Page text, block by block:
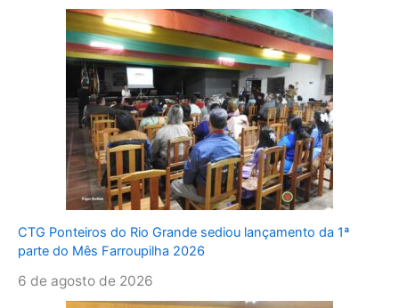
CTG Ponteiros do Rio Grande sediou lançamento da 1ª
parte do Mês Farroupilha 2026
6 de agosto de 2026